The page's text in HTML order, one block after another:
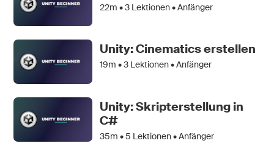
22m •3 Lektionen • Anfänger
Unity: Cinematics erstellen
19m •3 Lektionen • Anfänger
Unity: Skripterstellung in
C#
35m •5 Lektionen • Anfänger